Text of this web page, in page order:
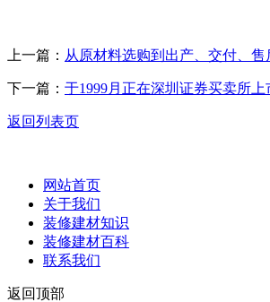
上一篇： 从原材料选购到出产、交付、售
下一篇： 于1999月正在深圳证券买卖所上
返回列表页
网站首页
关于我们
装修建材知识
装修建材百科
联系我们
返回顶部